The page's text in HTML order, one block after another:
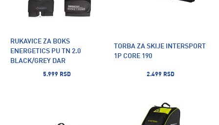
RUKAVICE ZA BOKS
ENERGETICS PU TN 2.0
BLACK/GREY DAR
5.999 RSD
TORBA ZA SKIJE INTERSPORT
1P CORE 190
2.499 RSD